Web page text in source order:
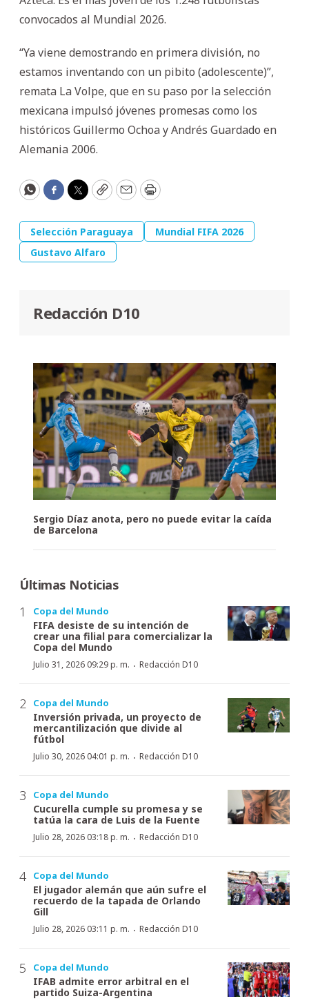
convocados al Mundial 2026.
“Ya viene demostrando en primera división, no
estamos inventando con un pibito (adolescente)”,
remata La Volpe, que en su paso por la selección
mexicana impulsó jóvenes promesas como los
históricos Guillermo Ochoa y Andrés Guardado en
Alemania 2006.
WhatsApp
Facebook
Twitter
CopyEmailPrint
Selección Paraguaya
Mundial FIFA 2026
Gustavo Alfaro
Redacción D10
Sergio Díaz anota, pero no puede evitar la caída
de Barcelona
Últimas Noticias
Copa del Mundo
FIFA desiste de su intención de
crear una filial para comercializar la
Copa del Mundo
Julio 31, 2026 09:29 p. m. · Redacción D10
Copa del Mundo
Inversión privada, un proyecto de
mercantilización que divide al
fútbol
Julio 30, 2026 04:01 p. m. · Redacción D10
Copa del Mundo
Cucurella cumple su promesa y se
tatúa la cara de Luis de la Fuente
Julio 28, 2026 03:18 p. m. · Redacción D10
Copa del Mundo
El jugador alemán que aún sufre el
recuerdo de la tapada de Orlando
Gill
Julio 28, 2026 03:11 p. m. · Redacción D10
Copa del Mundo
IFAB admite error arbitral en el
partido Suiza-Argentina